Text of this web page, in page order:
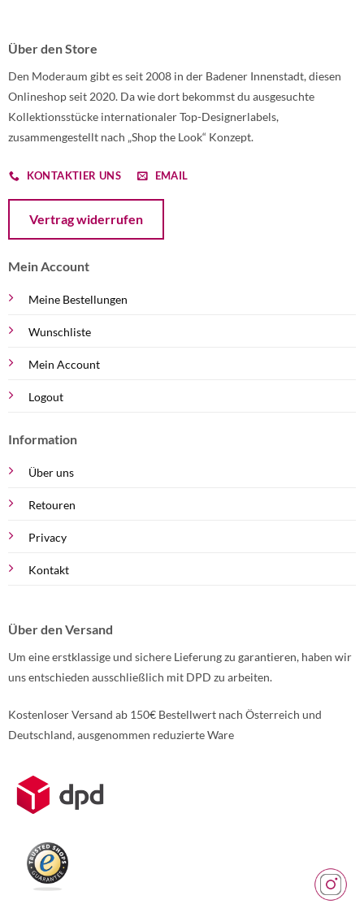
Über den Store
Den Moderaum gibt es seit 2008 in der Badener Innenstadt, diesen
Onlineshop seit 2020. Da wie dort bekommst du ausgesuchte
Kollektionsstücke internationaler Top-Designerlabels,
zusammengestellt nach „Shop the Look“ Konzept.
KONTAKTIER UNS EMAIL
Vertrag widerrufen
Mein Account
Meine Bestellungen
Wunschliste
Mein Account
Logout
Information
Über uns
Retouren
Privacy
Kontakt
Über den Versand
Um eine erstklassige und sichere Lieferung zu garantieren, haben wir
uns entschieden ausschließlich mit DPD zu arbeiten.
Kostenloser Versand ab 150€ Bestellwert nach Österreich und
Deutschland, ausgenommen reduzierte Ware
Weitere Informationen über den gesperrten Inhalt.